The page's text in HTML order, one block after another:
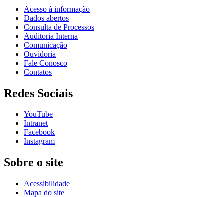
Acesso à informação
Dados abertos
Consulta de Processos
Auditoria Interna
Comunicação
Ouvidoria
Fale Conosco
Contatos
Redes Sociais
YouTube
Intranet
Facebook
Instagram
Sobre o site
Acessibilidade
Mapa do site